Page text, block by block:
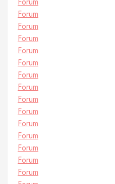
Forum
Forum
Forum
Forum
Forum
Forum
Forum
Forum
Forum
Forum
Forum
Forum
Forum
Forum